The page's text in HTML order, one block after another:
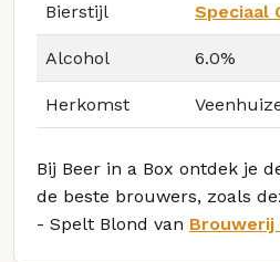
Bierstijl Speciaal
Alcohol 6.0%
Herkomst
Bij Beer in a Box ontdek je
de beste brouwers, zoals
- Spelt Blond van Brouwerij